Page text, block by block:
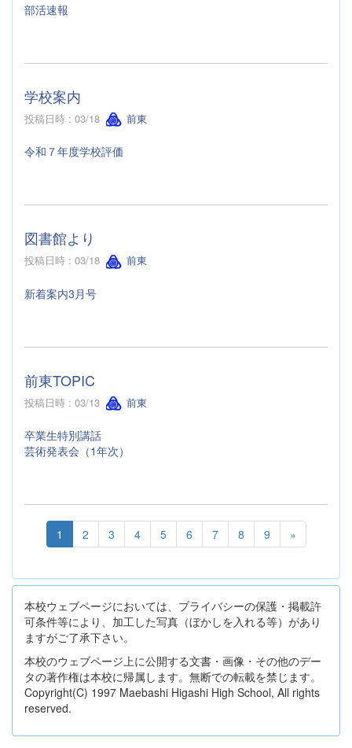
部活速報
学校案内
投稿日時 : 03/18 前東
令和７年度学校評価
図書館より
投稿日時 : 03/18 前東
新着案内3月号
前東TOPIC
投稿日時 : 03/13 前東
卒業生特別講話
芸術発表会（1年次）
1 2 3 4 5 6 7 8 9 »
本校ウェブページにおいては、プライバシーの保護・掲載許
可条件等により、加工した写真（ぼかしを入れる等）があり
ますがご了承下さい。
本校のウェブページ上に公開する文書・画像・その他のデー
タの著作権は本校に帰属します。無断での転載を禁じます。
Copyright(C) 1997 Maebashi Higashi High School, All rights
reserved.